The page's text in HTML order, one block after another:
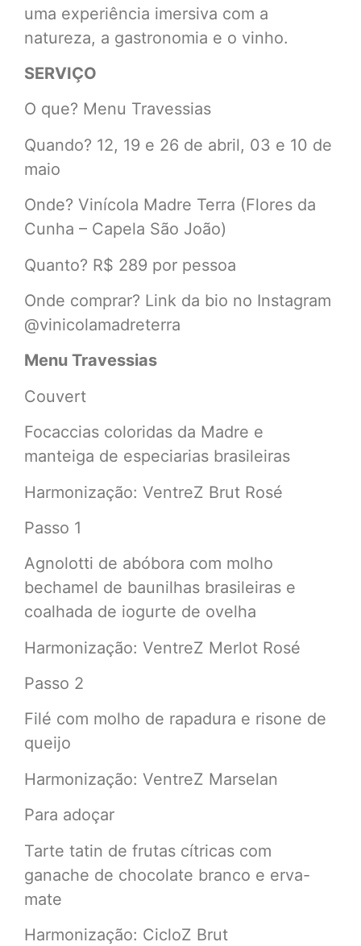
uma experiência imersiva com a
natureza, a gastronomia e o vinho.
SERVIÇO
O que? Menu Travessias
Quando? 12, 19 e 26 de abril, 03 e 10 de
maio
Onde? Vinícola Madre Terra (Flores da
Cunha – Capela São João)
Quanto? R$ 289 por pessoa
Onde comprar? Link da bio no Instagram
@vinicolamadreterra
Menu Travessias
Couvert
Focaccias coloridas da Madre e
manteiga de especiarias brasileiras
Harmonização: VentreZ Brut Rosé
Passo 1
Agnolotti de abóbora com molho
bechamel de baunilhas brasileiras e
coalhada de iogurte de ovelha
Harmonização: VentreZ Merlot Rosé
Passo 2
Filé com molho de rapadura e risone de
queijo
Harmonização: VentreZ Marselan
Para adoçar
Tarte tatin de frutas cítricas com
ganache de chocolate branco e erva-
mate
Harmonização: CicloZ Brut